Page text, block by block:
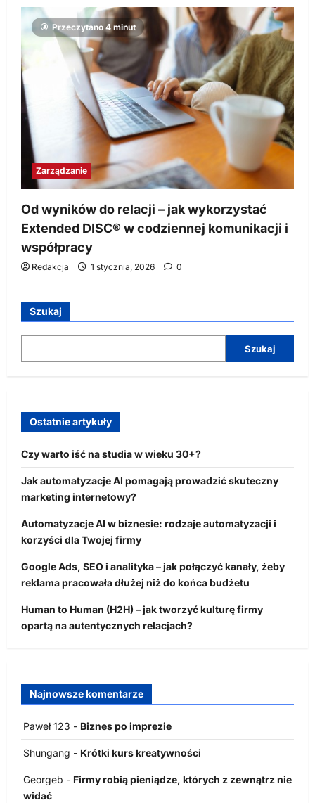
Przeczytano 4 minut
Zarządzanie
Od wyników do relacji – jak wykorzystać
Extended DISC® w codziennej komunikacji i
współpracy
Redakcja 1 stycznia, 2026 0
Szukaj
Szukaj
Ostatnie artykuły
Czy warto iść na studia w wieku 30+?
Jak automatyzacje AI pomagają prowadzić skuteczny
marketing internetowy?
Automatyzacje AI w biznesie: rodzaje automatyzacji i
korzyści dla Twojej firmy
Google Ads, SEO i analityka – jak połączyć kanały, żeby
reklama pracowała dłużej niż do końca budżetu
Human to Human (H2H) – jak tworzyć kulturę firmy
opartą na autentycznych relacjach?
Najnowsze komentarze
Paweł 123 - Biznes po imprezie
Shungang - Krótki kurs kreatywności
Georgeb - Firmy robią pieniądze, których z zewnątrz nie
widać